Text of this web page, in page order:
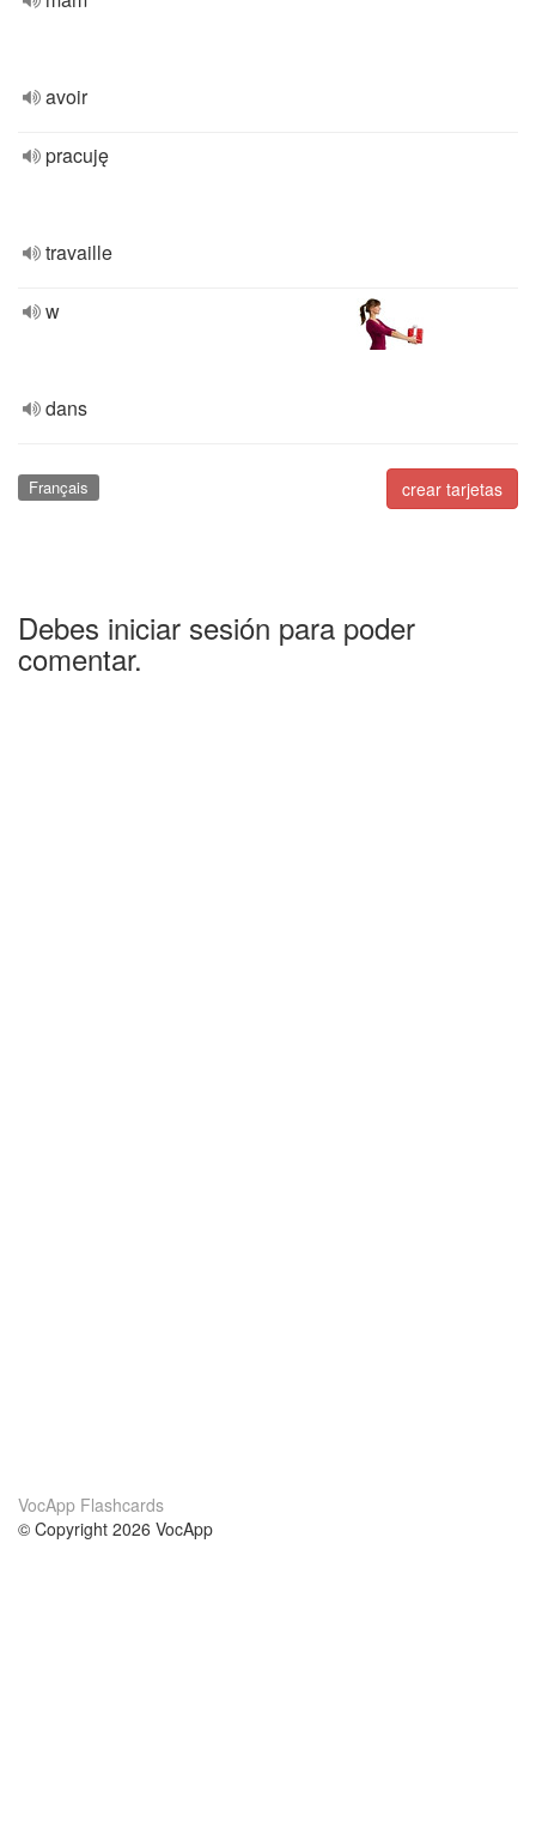
avoir
pracuję
travaille
w
dans
crear tarjetas
Français
Debes iniciar sesión para poder
comentar.
VocApp Flashcards
© Copyright 2026 VocApp